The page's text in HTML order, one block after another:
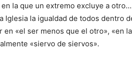
la que un extremo excluye a otro…
Iglesia la igualdad de todos dentro
«el ser menos que el otro», «en
«siervo de siervos».